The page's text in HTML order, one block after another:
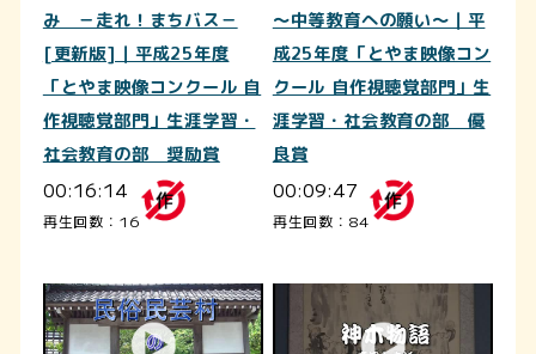
み －走れ！まちバス－
[更新版]｜平成25年度
「とやま映像コンクール 自
作視聴覚部門」生涯学習・
社会教育の部 奨励賞
00:16:14
再生回数：16
～中等教育への願い～｜平
成25年度「とやま映像コン
クール 自作視聴覚部門」生
涯学習・社会教育の部 優
良賞
00:09:47
再生回数：84